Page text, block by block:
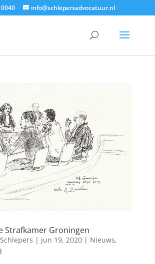
info@schlepersadvocatuur.nl
Strafkamer Groningen
| jun 19, 2020| Nieuws,